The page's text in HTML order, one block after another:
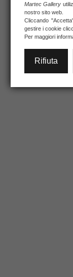
Martec Gallery
nostro sito web.
Cliccando
gestire i cookie
Per maggiori
Rifiuta